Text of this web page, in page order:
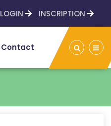
LOGIN INSCRIPTION
Contact